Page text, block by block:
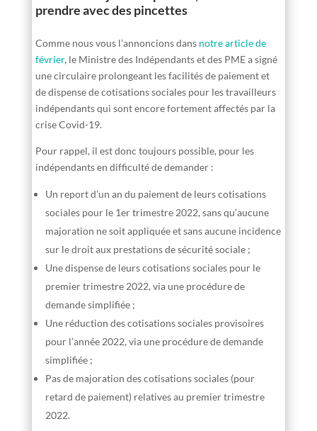
prendre avec des pincettes
Comme nous vous l’annoncions dans notre article de
février, le Ministre des Indépendants et des PME a signé
une circulaire prolongeant les facilités de paiement et
de dispense de cotisations sociales pour les travailleurs
indépendants qui sont encore fortement affectés par la
crise Covid-19.
Pour rappel, il est donc toujours possible, pour les
indépendants en difficulté de demander :
Un report d’un an du paiement de leurs cotisations
sociales pour le 1er trimestre 2022, sans qu’aucune
majoration ne soit appliquée et sans aucune incidence
sur le droit aux prestations de sécurité sociale ;
Une dispense de leurs cotisations sociales pour le
premier trimestre 2022, via une procédure de
demande simplifiée ;
Une réduction des cotisations sociales provisoires
pour l’année 2022, via une procédure de demande
simplifiée ;
Pas de majoration des cotisations sociales (pour
retard de paiement) relatives au premier trimestre
2022.